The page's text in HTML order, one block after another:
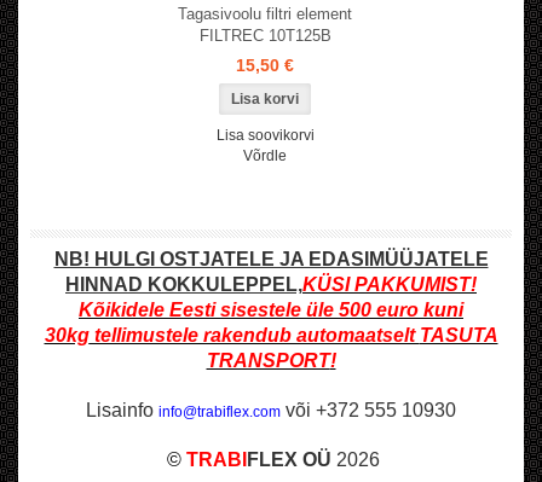
Tagasivoolu filtri element
FILTREC 10T125B
15,50 €
Lisa soovikorvi
Võrdle
NB! HULGI OSTJATELE JA EDASIMÜÜJATELE
HINNAD KOKKULEPPEL,KÜSI PAKKUMIST!
Kõikidele Eesti sisestele üle 500 euro kuni
30kgtellimustele rakendub automaatselt TASUTA
TRANSPORT!
Lisainfo info@trabiflex.com või +372 555 10930
© TRABI FLEX OÜ 2026